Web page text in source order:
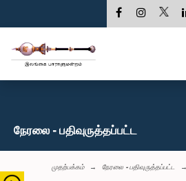
நேரலை - பதிவுருத்தப்பட்ட
முதற்பக்கம் நேரலை - பதிவுருத்தப்பட்ட